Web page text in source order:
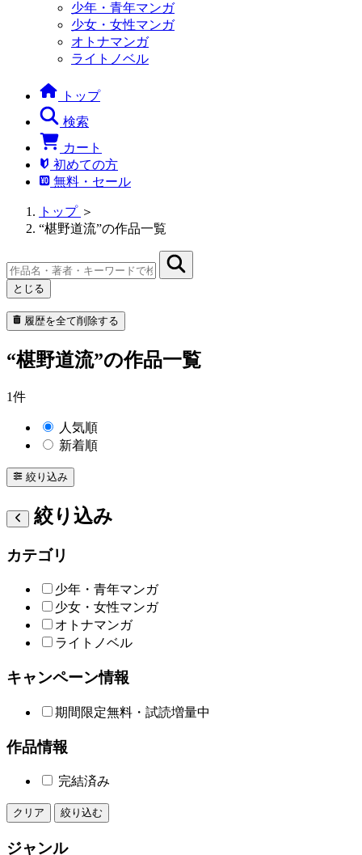
少年・青年マンガ
少女・女性マンガ
オトナマンガ
ライトノベル
トップ
検索
カート
初めての方
無料・セール
トップ ＞
“椹野道流”の作品一覧
とじる
履歴を全て削除する
“椹野道流”の作品一覧
1件
人気順
新着順
絞り込み
絞り込み
カテゴリ
少年・青年マンガ
少女・女性マンガ
オトナマンガ
ライトノベル
キャンペーン情報
期間限定無料・試読増量中
作品情報
完結済み
クリア 絞り込む
ジャンル